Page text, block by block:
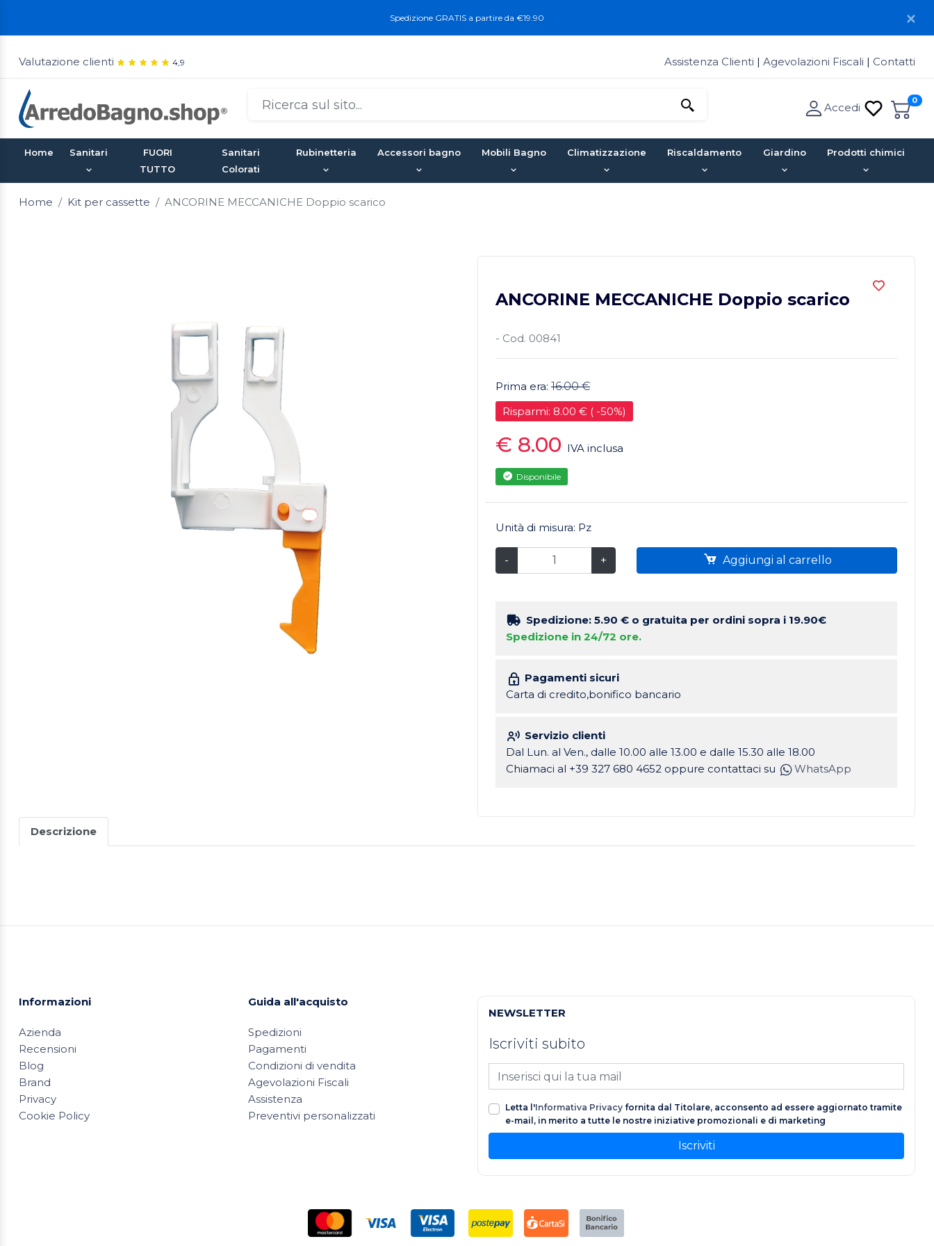
Spedizione GRATIS a partire da €19.90
Valutazione clienti 4,9 Assistenza Clienti | Agevolazioni Fiscali | Contatti
0
Accedi
Home Sanitari
FUORI
TUTTO
Sanitari
Colorati
Rubinetteria Accessori bagno Mobili Bagno Climatizzazione Riscaldamento Giardino Prodotti chimici
Home Kit per cassette ANCORINE MECCANICHE Doppio scarico
ANCORINE MECCANICHE Doppio scarico
- Cod. 00841
Prima era: 16.00 €
Risparmi: 8.00 € ( -50%)
€ 8.00 IVA inclusa
Disponibile
Unità di misura: Pz
- + Aggiungi al carrello
Spedizione: 5.90 €o gratuita per ordini sopra i 19.90€
Spedizione in 24/72 ore.
Pagamenti sicuri
Carta di credito,bonifico bancario
Servizio clienti
Dal Lun. al Ven., dalle 10.00 alle 13.00 e dalle 15.30 alle 18.00
Chiamaci al +39 327 680 4652 oppure contattaci su
WhatsApp
Descrizione
Informazioni
Azienda
Recensioni
Blog
Brand
Privacy
Cookie Policy
Guida all'acquisto
Spedizioni
Pagamenti
Condizioni di vendita
Agevolazioni Fiscali
Assistenza
Preventivi personalizzati
NEWSLETTER
Iscriviti subito
Letta l'Informativa Privacy fornita dal Titolare, acconsento ad essere aggiornato tramite
e-mail, in merito a tutte le nostre iniziative promozionali e di marketing
Iscriviti